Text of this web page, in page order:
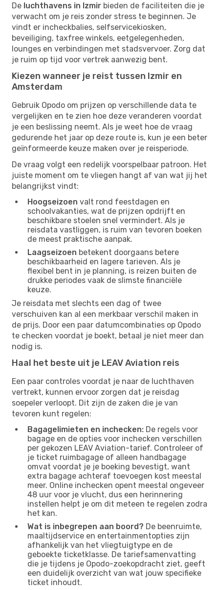
De luchthavens in Izmir bieden de faciliteiten die je
verwacht om je reis zonder stress te beginnen. Je
vindt er incheckbalies, selfservicekiosken,
beveiliging, taxfree winkels, eetgelegenheden,
lounges en verbindingen met stadsvervoer. Zorg dat
je ruim op tijd voor vertrek aanwezig bent.
Kiezen wanneer je reist tussen Izmir en
Amsterdam
Gebruik Opodo om prijzen op verschillende data te
vergelijken en te zien hoe deze veranderen voordat
je een beslissing neemt. Als je weet hoe de vraag
gedurende het jaar op deze route is, kun je een beter
geïnformeerde keuze maken over je reisperiode.
De vraag volgt een redelijk voorspelbaar patroon. Het
juiste moment om te vliegen hangt af van wat jij het
belangrijkst vindt:
Hoogseizoen valt rond feestdagen en
schoolvakanties, wat de prijzen opdrijft en
beschikbare stoelen snel vermindert. Als je
reisdata vastliggen, is ruim van tevoren boeken
de meest praktische aanpak.
Laagseizoen betekent doorgaans betere
beschikbaarheid en lagere tarieven. Als je
flexibel bent in je planning, is reizen buiten de
drukke periodes vaak de slimste financiële
keuze.
Je reisdata met slechts een dag of twee
verschuiven kan al een merkbaar verschil maken in
de prijs. Door een paar datumcombinaties op Opodo
te checken voordat je boekt, betaal je niet meer dan
nodig is.
Haal het beste uit je LEAV Aviation reis
Een paar controles voordat je naar de luchthaven
vertrekt, kunnen ervoor zorgen dat je reisdag
soepeler verloopt. Dit zijn de zaken die je van
tevoren kunt regelen:
Bagagelimieten en inchecken: De regels voor
bagage en de opties voor inchecken verschillen
per gekozen LEAV Aviation-tarief. Controleer of
je ticket ruimbagage of alleen handbagage
omvat voordat je je boeking bevestigt, want
extra bagage achteraf toevoegen kost meestal
meer. Online inchecken opent meestal ongeveer
48 uur voor je vlucht, dus een herinnering
instellen helpt je om dit meteen te regelen zodra
het kan.
Wat is inbegrepen aan boord? De beenruimte,
maaltijdservice en entertainmentopties zijn
afhankelijk van het vliegtuigtype en de
geboekte ticketklasse. De tariefsamenvatting
die je tijdens je Opodo-zoekopdracht ziet, geeft
een duidelijk overzicht van wat jouw specifieke
ticket inhoudt.